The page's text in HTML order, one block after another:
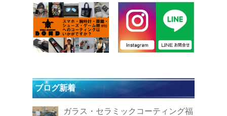
ブログ新着
ガラス・セラミックコーティング福